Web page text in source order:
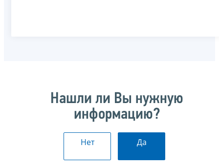
Нашли ли Вы нужную
информацию?
Нет Да